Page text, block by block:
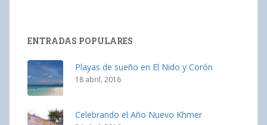
ENTRADAS POPULARES
Playas de sueño en El Nido y Corón
18 abril, 2016
Celebrando el Año Nuevo Khmer